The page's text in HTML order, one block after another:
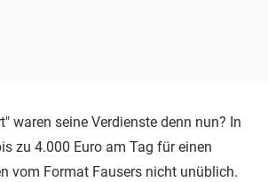
waren seine Verdienste denn nun? In
zu 4.000 Euro am Tag für einen
vom Format Fausers nicht unüblich.